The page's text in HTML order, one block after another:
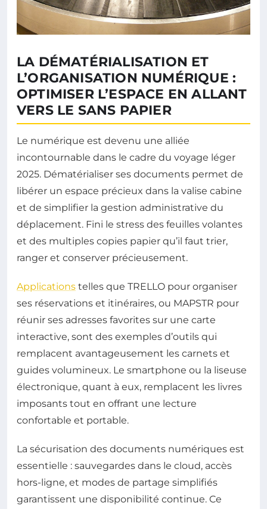
LA DÉMATÉRIALISATION ET
L’ORGANISATION NUMÉRIQUE :
OPTIMISER L’ESPACE EN ALLANT
VERS LE SANS PAPIER
Le numérique est devenu une alliée
incontournable dans le cadre du voyage léger
2025. Dématérialiser ses documents permet de
libérer un espace précieux dans la valise cabine
et de simplifier la gestion administrative du
déplacement. Fini le stress des feuilles volantes
et des multiples copies papier qu’il faut trier,
ranger et conserver précieusement.
Applications telles que TRELLO pour organiser
ses réservations et itinéraires, ou MAPSTR pour
réunir ses adresses favorites sur une carte
interactive, sont des exemples d’outils qui
remplacent avantageusement les carnets et
guides volumineux. Le smartphone ou la liseuse
électronique, quant à eux, remplacent les livres
imposants tout en offrant une lecture
confortable et portable.
La sécurisation des documents numériques est
essentielle : sauvegardes dans le cloud, accès
hors-ligne, et modes de partage simplifiés
garantissent une disponibilité continue. Ce